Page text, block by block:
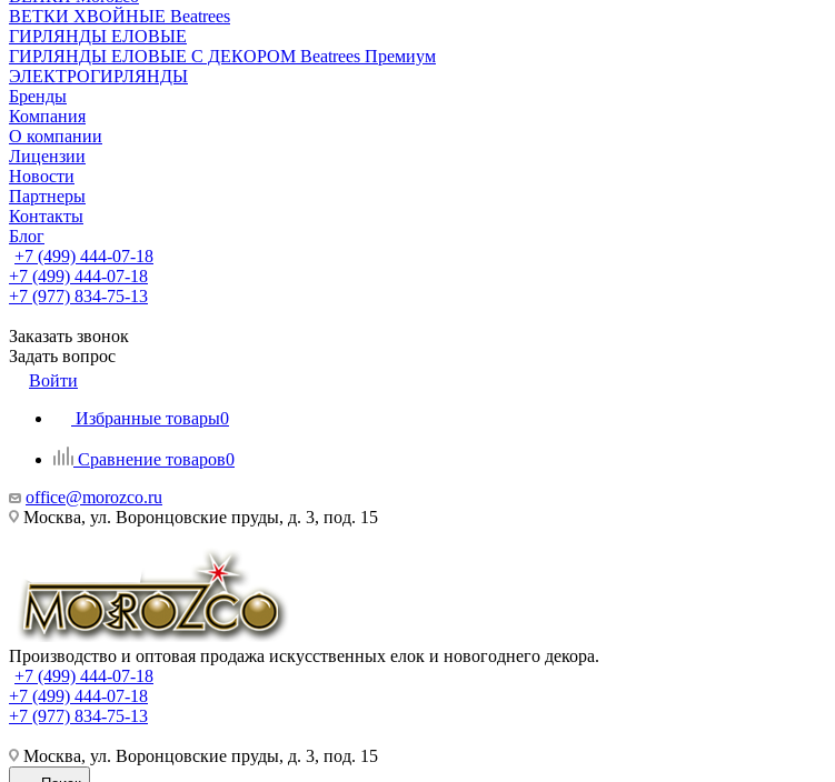
ВЕТКИ ХВОЙНЫЕ Beatrees
ГИРЛЯНДЫ ЕЛОВЫЕ
ГИРЛЯНДЫ ЕЛОВЫЕ С ДЕКОРОМ Beatrees Премиум
ЭЛЕКТРОГИРЛЯНДЫ
Бренды
Компания
О компании
Лицензии
Новости
Партнеры
Контакты
Блог
+7 (499) 444-07-18
+7 (499) 444-07-18
+7 (977) 834-75-13
Заказать звонок
Задать вопрос
Войти
Избранные товары0
Сравнение товаров0
office@morozco.ru
Москва, ул. Воронцовские пруды, д. 3, под. 15
Производство и оптовая продажа искусственных елок и новогоднего декора.
+7 (499) 444-07-18
+7 (499) 444-07-18
+7 (977) 834-75-13
Москва, ул. Воронцовские пруды, д. 3, под. 15